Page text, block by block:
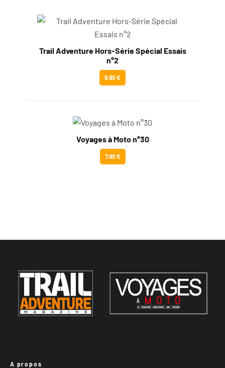
Trail Adventure Hors-Série Spécial Essais
n°2
9.90 €
Voyages à Moto n°30
7.90 €
A propos